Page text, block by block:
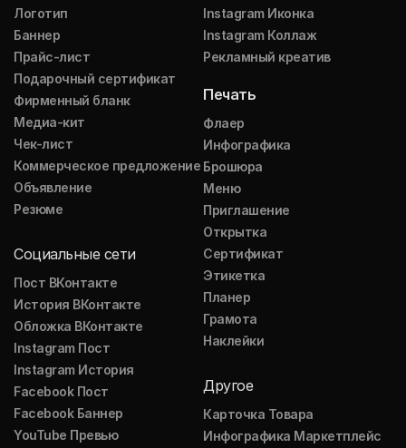
Логотип
Баннер
Прайс-лист
Подарочный сертификат
Фирменный бланк
Медиа-кит
Чек-лист
Коммерческое предложение
Объявление
Резюме
Социальные сети
Пост ВКонтакте
История ВКонтакте
Обложка ВКонтакте
Instagram Пост
Instagram История
Facebook Пост
Facebook Баннер
YouTube Превью
Instagram Иконка
Instagram Коллаж
Рекламный креатив
Печать
Флаер
Инфографика
Брошюра
Меню
Приглашение
Открытка
Сертификат
Этикетка
Планер
Грамота
Наклейки
Другое
Карточка Товара
Инфографика Маркетплейс